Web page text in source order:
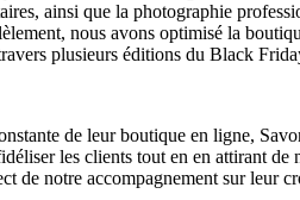
ainsi que la photographie
nous avons optimisé la
plusieurs éditions du Black
de leur boutique en ligne,
les clients tout en en attirant
de notre accompagnement sur leur